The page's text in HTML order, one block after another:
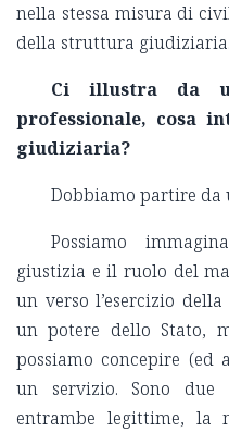
nella stessa misura di
della struttura giudiziaria.
Ci illustra da
professionale, cosa
giudiziaria?
Dobbiamo partire da
Possiamo
giustizia e il ruolo del
un verso l’esercizio
un potere dello Stato,
possiamo concepire (ed
un servizio. Sono
entrambe legittime, la